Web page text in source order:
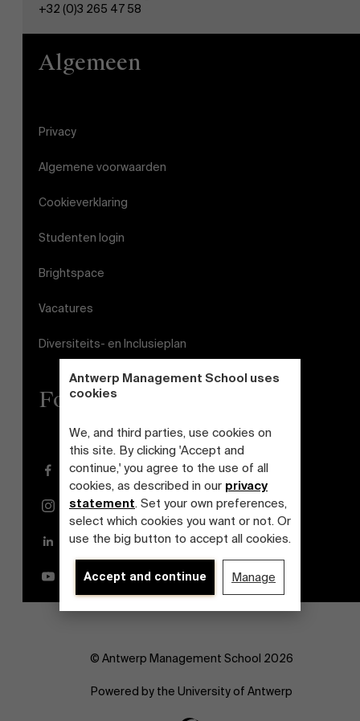
Antwerp Management School uses
cookies
We, and third parties, use cookies on
this site. By clicking 'Accept and
continue,' you agree to the use of all
cookies, as described in our privacy
statement. Set your own preferences,
select which cookies you want or not. Or
use the big button to accept all cookies.
Accept and continue Manage
+32 (0)3 265 47 58
Algemeen
Privacy
Algemene voorwaarden
Cookieverklaring
Studenten login
Brightspace
Vacatures
Diversiteits- en Inclusieplan
Follow us
Facebook
Instagram
LinkedIn
YouTube
© Antwerp Management School 2026
Powered by the University of Antwerp